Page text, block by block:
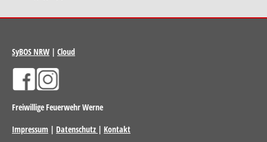
SyBOS NRW | Cloud
Freiwillige Feuerwehr Werne
Impressum | Datenschutz | Kontakt